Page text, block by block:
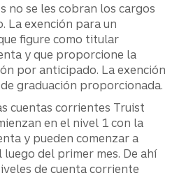
no se les cobran los cargos
La exención para un
figure como titular
y que proporcione la
por anticipado. La exención
graduación proporcionada.
cuentas corrientes Truist
en el nivel 1 con la
y pueden comenzar a
del primer mes. De ahí
de cuenta corriente